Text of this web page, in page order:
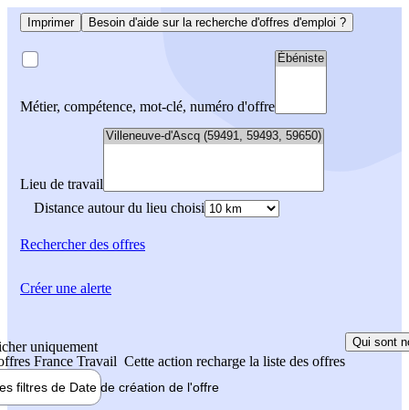
Imprimer Besoin d'aide sur la recherche d'offres d'emploi ?
Métier, compétence, mot-clé, numéro d'offre
Lieu de travail
Distance autour du lieu choisi
Rechercherdes offres
uniquement
France Travail Cette action recharge la liste des offres
Qui sont
filtres de Date de création de l'offre
Créer une alerte